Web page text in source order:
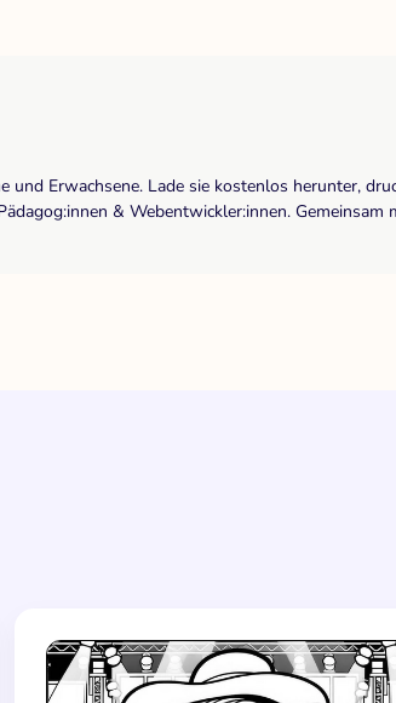
und Erwachsene. Lade sie kostenlos herunter,
& Webentwickler:innen.